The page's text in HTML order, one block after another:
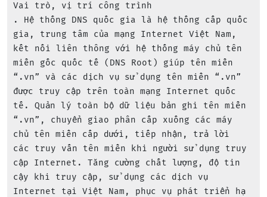
Vai trò, vị trí công trình
. Hệ thống DNS quốc gia là hệ thống cấp quốc
gia, trung tâm của mạng Internet Việt Nam,
kết nối liên thông với hệ thống máy chủ tên
miền gốc quốc tế (DNS Root) giúp tên miền
“.vn” và các dịch vụ sử dụng tên miền “.vn”
được truy cập trên toàn mạng Internet quốc
tế. Quản lý toàn bộ dữ liệu bản ghi tên miền
“.vn”, chuyển giao phân cấp xuống các máy
chủ tên miền cấp dưới, tiếp nhận, trả lời
các truy vấn tên miền khi người sử dụng truy
cập Internet. Tăng cường chất lượng, độ tin
cậy khi truy cập, sử dụng các dịch vụ
Internet tại Việt Nam, phục vụ phát triển hạ